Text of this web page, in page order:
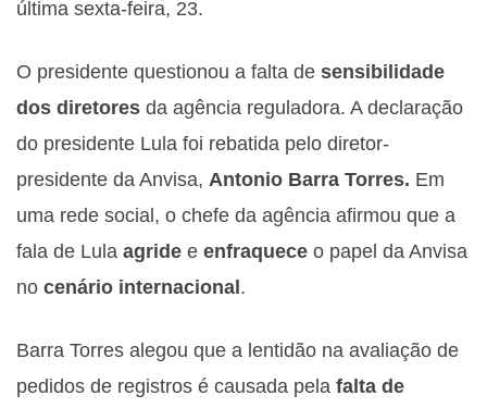
última sexta-feira, 23.
O presidente questionou a falta de sensibilidade
dos diretores da agência reguladora. A declaração
do presidente Lula foi rebatida pelo diretor-
presidente da Anvisa, Antonio Barra Torres. Em
uma rede social, o chefe da agência afirmou que a
fala de Lula agride e enfraquece o papel da Anvisa
no cenário internacional.
Barra Torres alegou que a lentidão na avaliação de
pedidos de registros é causada pela falta de